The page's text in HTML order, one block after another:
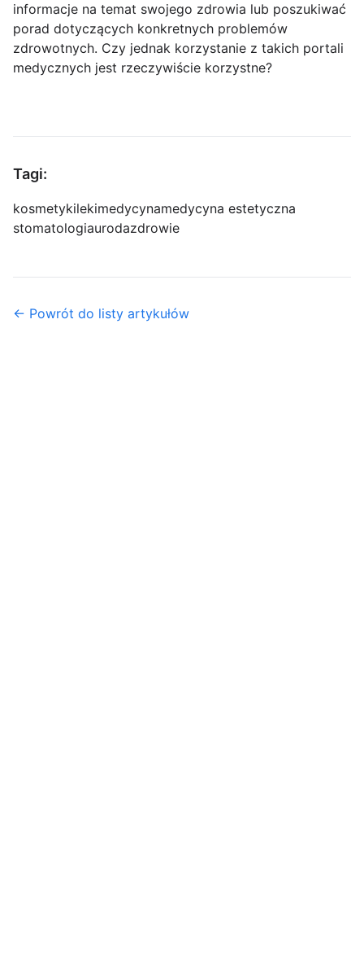
informacje na temat swojego zdrowia lub poszukiwać
porad dotyczących konkretnych problemów
zdrowotnych. Czy jednak korzystanie z takich portali
medycznych jest rzeczywiście korzystne?
Tagi:
kosmetykilekimedycynamedycyna estetyczna
stomatologiaurodazdrowie
← Powrót do listy artykułów